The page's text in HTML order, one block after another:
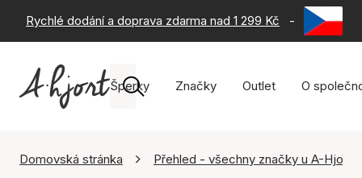
Rychlé dodání a doprava zdarma nad 1 299 Kč - 60 dní
Šperky Značky Outlet O
Domovská stránka Přehled - všechny značky u A-Hjort